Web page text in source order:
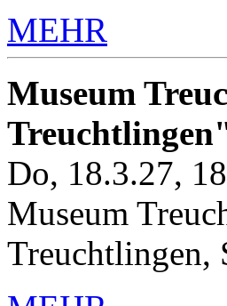
MEHR
Museum
Do, 18.3.27,
Museum
Treuchtlingen,